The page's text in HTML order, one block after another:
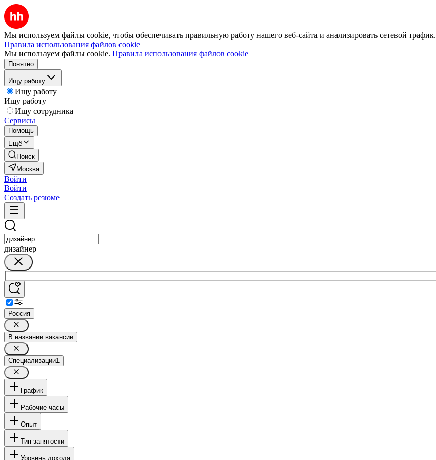
Мы используем файлы cookie, чтобы обеспечивать правильную работу нашего веб-сайта и анализировать сетевой трафик.
Правила использования файлов cookie
Мы используем файлы cookie. Правила использования файлов cookie
Понятно
Ищу работу
Ищу работу
Ищу работу
Ищу сотрудника
Сервисы
Помощь
Ещё
Поиск
Москва
Войти
Войти
Создать резюме
дизайнер
Россия
В названии вакансии
Специализации1
График
Рабочие часы
Опыт
Тип занятости
Уровень дохода